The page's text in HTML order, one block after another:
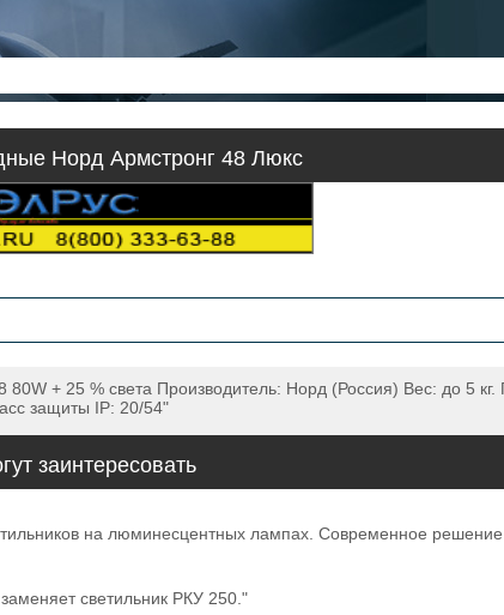
Норд Армстронг 48 Люкс
+ 25 % света Производитель: Норд (Россия) Вес: до 5
защиты IP: 20/54"
заинтересовать
на люминесцентных лампах. Современное
светильник РКУ 250."